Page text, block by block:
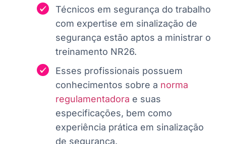
Técnicos em segurança do trabalho
com expertise em sinalização de
segurança estão aptos a ministrar o
treinamento NR26.
Esses profissionais possuem
conhecimentos sobre a norma
regulamentadora e suas
especificações, bem como
experiência prática em sinalização
de segurança.